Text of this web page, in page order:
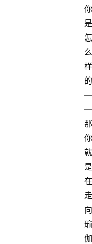
你
是
怎
么
样
的
—
—
那
你
就
是
在
走
向
瑜
伽